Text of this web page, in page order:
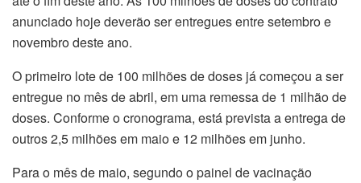
anunciado hoje deverão ser entregues entre setembro e
novembro deste ano.
O primeiro lote de 100 milhões de doses já começou a ser
entregue no mês de abril, em uma remessa de 1 milhão de
doses. Conforme o cronograma, está prevista a entrega de
outros 2,5 milhões em maio e 12 milhões em junho.
Para o mês de maio, segundo o painel de vacinação